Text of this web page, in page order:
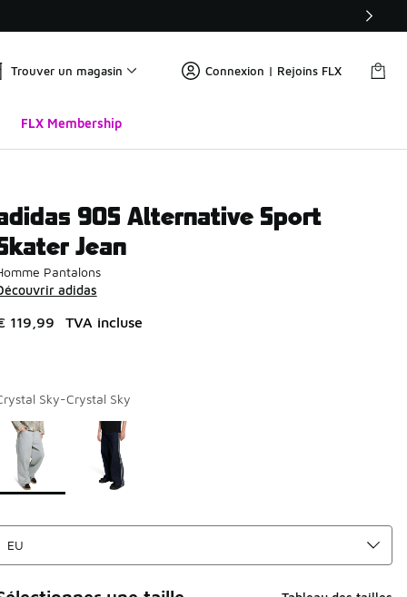
Trouver un magasin Connexion | Rejoins FLX
FLX Membership
90S Alternative Sport
Jean
Pantalons
adidas
119,99 TVA incluse
Sky-Crystal Sky
Page 1 sur 1 affichant 1 à 2 des 2 couleurs.
Merci de sélectionner un style